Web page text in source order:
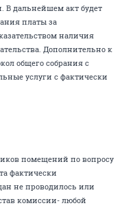
В дальнейшем акт будет
платы за
наличия
Дополнительно к
общего собрания с
услуги с фактически
помещений по вопросу
фактически
не проводилось или
комиссии- любой